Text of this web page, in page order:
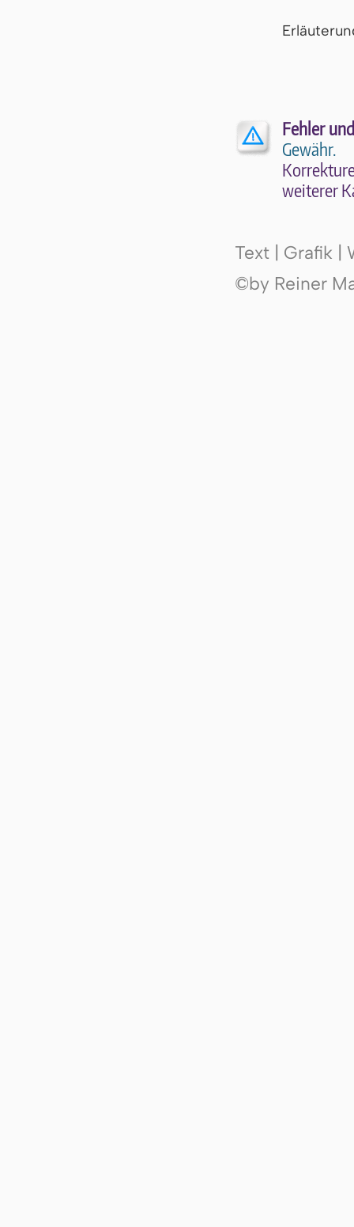
Fehler
Gewähr.
wei­te­rer
Text | Grafik |
©by Reiner